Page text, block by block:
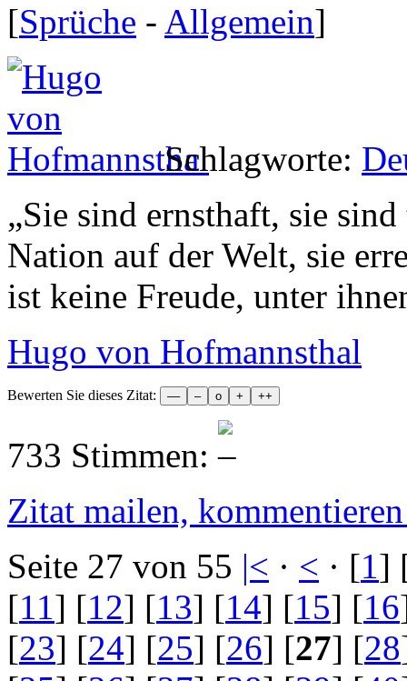
[Sprüche - Allgemein]
Schlagworte:
„Sie sind ernsthaft, sie
Nation auf der Welt, sie
ist keine Freude, unter
Hugo von Hofmannsthal
Bewerten Sie dieses Zitat:
733 Stimmen:
Zitat mailen,
Seite 27 von 55 |< · < · [1]
[11] [12] [13] [14] [15] [16
[23] [24] [25] [26] [27] [28